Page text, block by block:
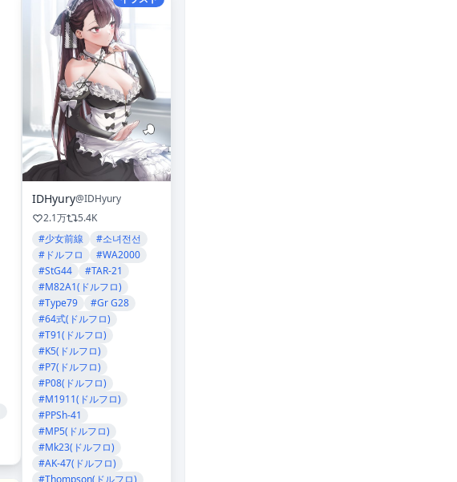
IDHyury@IDHyury
2.1万
5.4K
#少女前線
#소녀전선
#ドルフロ
#WA2000
#StG44
#TAR-21
#M82A1(ドルフロ)
#Type79
#Gr G28
#64式(ドルフロ)
#T91(ドルフロ)
#K5(ドルフロ)
#P7(ドルフロ)
#P08(ドルフロ)
#M1911(ドルフロ)
#PPSh-41
#MP5(ドルフロ)
#Mk23(ドルフロ)
#AK-47(ドルフロ)
#Thompson(ドルフロ)